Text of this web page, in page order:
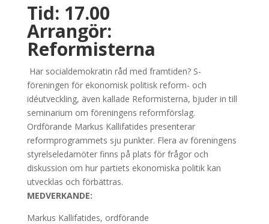
Tid: 17.00
Arrangör:
Reformisterna
Har socialdemokratin råd med framtiden? S-
föreningen för ekonomisk politisk reform- och
idéutveckling, även kallade Reformisterna, bjuder in till
seminarium om föreningens reformförslag.
Ordförande Markus Kallifatides presenterar
reformprogrammets sju punkter. Flera av föreningens
styrelseledamöter finns på plats för frågor och
diskussion om hur partiets ekonomiska politik kan
utvecklas och förbättras.
MEDVERKANDE:
Markus Kallifatides, ordförande